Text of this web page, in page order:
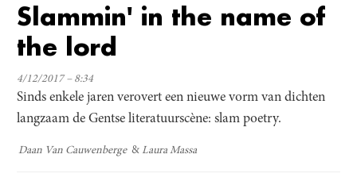
Slammin' in the name of
the lord
4/12/2017 – 8:34
Sinds enkele jaren verovert een nieuwe vorm van dichten
langzaam de Gentse literatuurscène: slam poetry.
Daan Van Cauwenberge Laura Massa